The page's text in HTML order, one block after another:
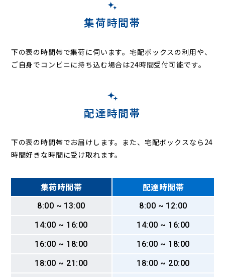
集荷時間帯
下の表の時間帯で集荷に伺います。宅配ボックスの利用や、
ご自身でコンビニに持ち込む場合は24時間受付可能です。
配達時間帯
下の表の時間帯でお届けします。また、宅配ボックスなら24
時間好きな時間に受け取れます。
集荷時間帯 配達時間帯
8:00 ~ 13:00
8:00 ~ 12:00
14:00 ~ 16:00
14:00 ~ 16:00
16:00 ~ 18:00
16:00 ~ 18:00
18:00 ~ 21:00
18:00 ~ 20:00